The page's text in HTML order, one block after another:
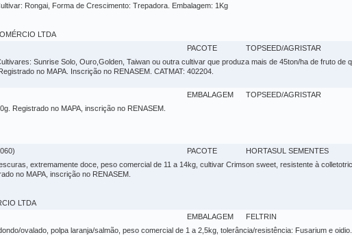
Rongai, Forma de Crescimento: Trepadora. Embalagem: 1Kg
LTDA
PACOTE TOPSEED/AGRISTAR
Sunrise Solo, Ouro,Golden, Taiwan ou outra cultivar que produza mais de 45ton/ha de fruto de
no MAPA. Inscrição no RENASEM. CATMAT: 402204.
EMBALAGEM TOPSEED/AGRISTAR
Registrado no MAPA, inscrição no RENASEM.
PACOTE HORTASUL SEMENTES
extremamente doce, peso comercial de 11 a 14kg, cultivar Crimson sweet, resistente à
no MAPA, inscrição no RENASEM.
LTDA
EMBALAGEM FELTRIN
ovalado, polpa laranja/salmão, peso comercial de 1 a 2,5kg, tolerância/resistência: Fusarium e